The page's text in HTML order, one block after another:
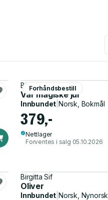
Forhåndsbestill
Birgitta Sif
Vår magiske jul
Innbundet |Norsk, Bokmål
379,-
Nettlager
Forventes i salg 05.10.2026
Birgitta Sif
Oliver
Innbundet |Norsk, Nynorsk